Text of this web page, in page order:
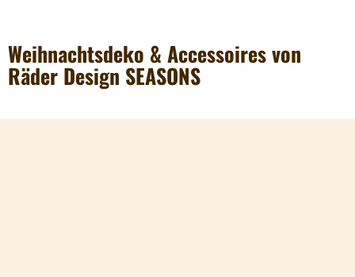
Weihnachtsdeko & Accessoires von
Räder Design SEASONS